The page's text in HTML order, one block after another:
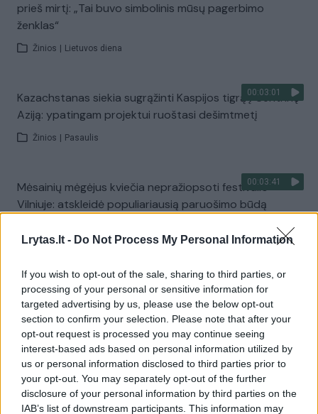
Lrytas.lt - Do Not Process My Personal Information
If you wish to opt-out of the sale, sharing to third parties, or
processing of your personal or sensitive information for
targeted advertising by us, please use the below opt-out
section to confirm your selection. Please note that after your
opt-out request is processed you may continue seeing
interest-based ads based on personal information utilized by
us or personal information disclosed to third parties prior to
your opt-out. You may separately opt-out of the further
disclosure of your personal information by third parties on the
IAB’s list of downstream participants. This information may
prieš mirtį: „Tai buvo simbolinis mūsų pagerbimo
ženklas“
Žinios Lietuvos diena
00:03:01
Kazachstanas siekia sugrąžinti Kaspijos tigrą į Centrinę
Aziją: ypatingam projektui ruoštasi dešimtmetį
Žinios Pasaulis
00:03:41
Mėsainių mėgėjus kviečia nepražiopsoti festivalio
Vilniuje: atskleidė populiariausią paruošimo būdą
Visi įrašai
Žiūrimiausi įrašai
00:00:49
Pateikė daugiau detalių apie iš tėvų paimtus šešis
vaikus: jiems kilusi grėsmė